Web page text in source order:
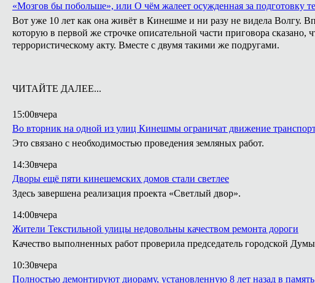
«Мозгов бы побольше», или О чём жалеет осужденная за подготовку
Вот уже 10 лет как она живёт в Кинешме и ни разу не видела Волгу.
которую в первой же строчке описательной части приговора сказано,
террористическому акту. Вместе с двумя такими же подругами.
ЧИТАЙТЕ ДАЛЕЕ...
15:00вчера
Во вторник на одной из улиц Кинешмы ограничат движение
Это связано с необходимостью проведения земляных работ.
14:30вчера
Дворы ещё пяти кинешемских домов стали светлее
Здесь завершена реализация проекта «Светлый двор».
14:00вчера
Жители Текстильной улицы недовольны качеством ремонта дороги
Качество выполненных работ проверила председатель городской
10:30вчера
Полностью демонтируют диораму, установленную 8 лет назад в память